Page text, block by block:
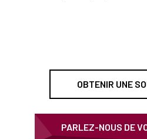
OBTENIR UNE
PARLEZ-NOUS DE